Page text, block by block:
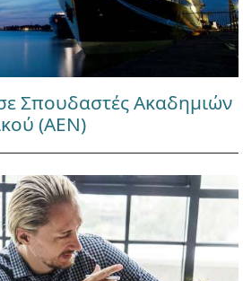
Σπουδαστές Ακαδημιών
(ΑΕΝ)